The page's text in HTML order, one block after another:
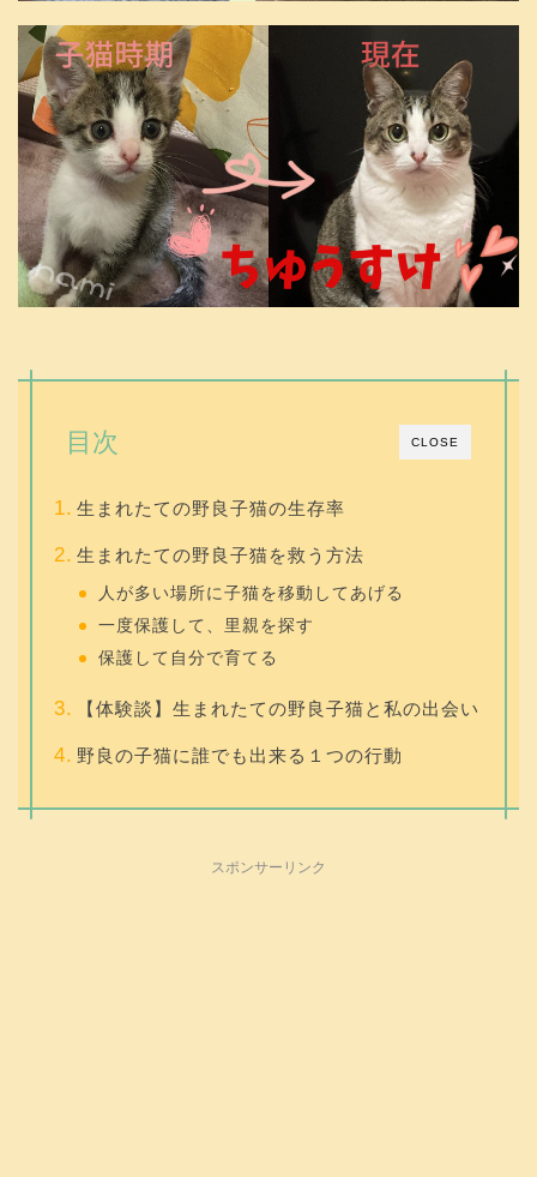
CLOSE
目次
生まれたての野良子猫の生存率
生まれたての野良子猫を救う方法
人が多い場所に子猫を移動してあげる
一度保護して、里親を探す
保護して自分で育てる
【体験談】生まれたての野良子猫と私の出会い
野良の子猫に誰でも出来る１つの行動
スポンサーリンク